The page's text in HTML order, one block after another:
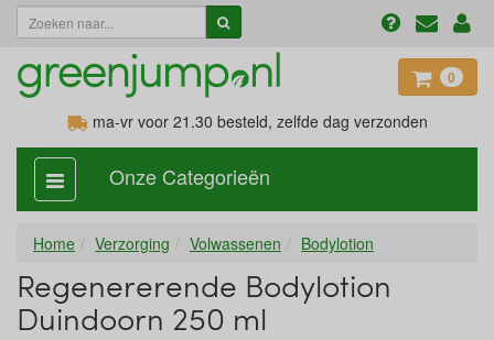
0
ma-vr voor 21.30 besteld, zelfde dag verzonden
categorie
aan,
Onze Categorieën
Home Verzorging Volwassenen Bodylotion
Regenererende Bodylotion
Duindoorn 250 ml